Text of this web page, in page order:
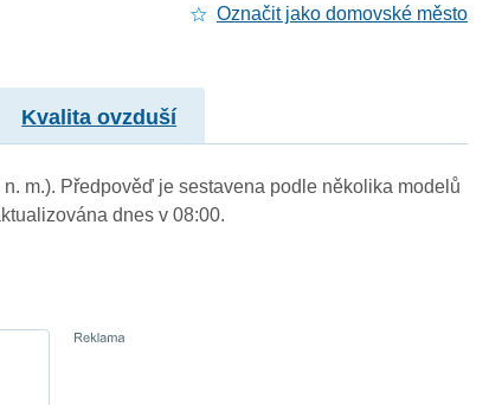
Označit jako domovské město
Kvalita ovzduší
m.). Předpověď je sestavena podle několika modelů
dnes v 08:00.